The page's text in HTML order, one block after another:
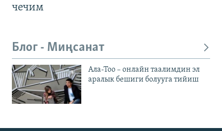
чечим
Блог - Миңсанат
Ала-Тоо – онлайн таалимдин эл
аралык бешиги болууга тийиш